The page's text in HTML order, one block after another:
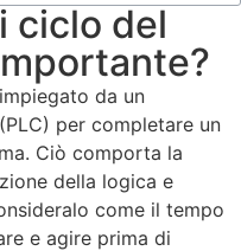
ciclo del
da un
per completare un
Ciò comporta la
della logica e
come il tempo
e agire prima di